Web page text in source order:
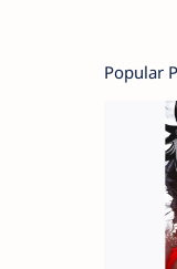
Popular